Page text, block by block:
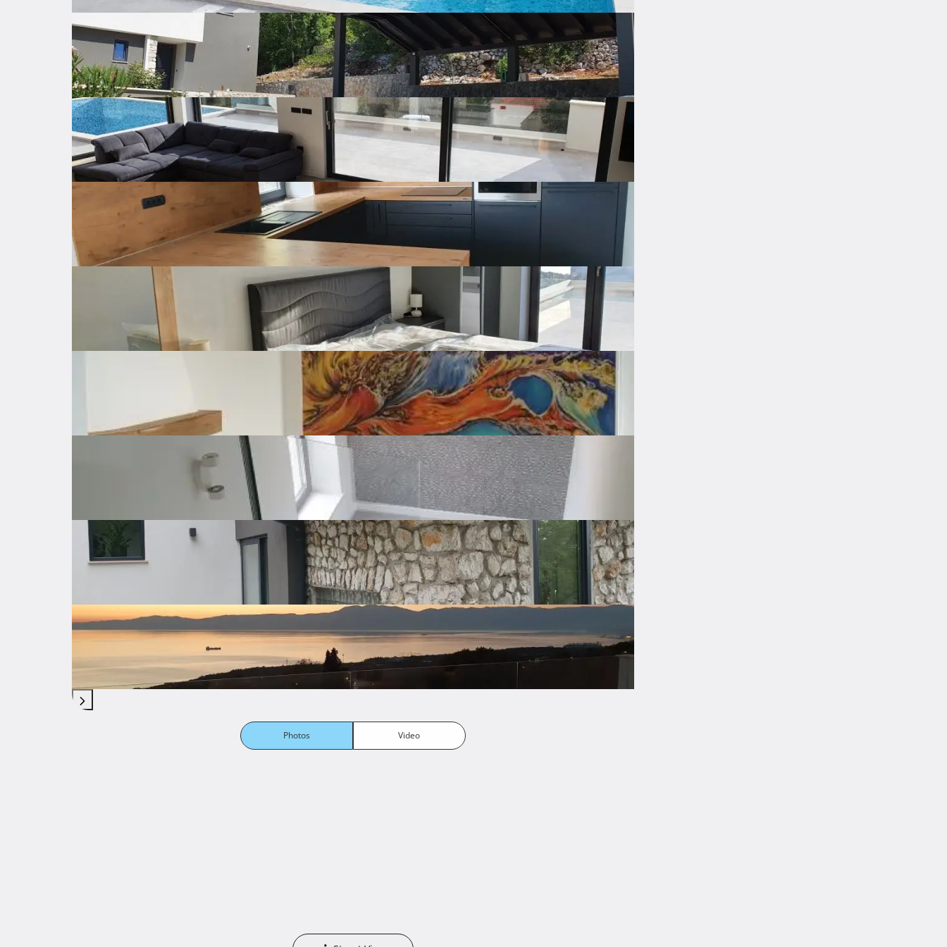
Photos Video
Price per square
meter
14 €
Surface area
350 ㎡
Gross surface
㎡
Total num. of floors
2
Construction year
2024
Energy class
A
Available from
Odmah
Number of
bathrooms
5
Number of toilets
5
Number of kitchens
2
Number of living
rooms
2
Furnishing
Furnished
Alu
Heating
Autonomous
Air condition
Dizalica topline; Alternativni izvori energije: Solarni paneli,
Toplinske pumpe
Parking
Private parking
Covered parking
6 parking mjesta
Storage Alarm Fireplace Innter staircase Balcony Garden Pool
Air Condition Television Sofa Fridge with freezer Stove
Dishwasher Washing machine Bathtub Shower
Location